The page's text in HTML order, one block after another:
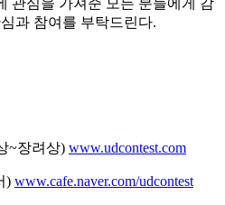
관심을 가져준 모든 분들에게 감
과 참여를 부탁드린다.
~장려상) www.udcontest.com
) www.cafe.naver.com/udcontest